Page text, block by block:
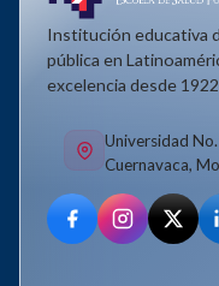
Institución educativa
pública en
excelencia desde
Universidad
Cuernavaca,